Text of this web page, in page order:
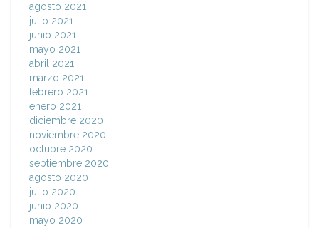
agosto 2021
julio 2021
junio 2021
mayo 2021
abril 2021
marzo 2021
febrero 2021
enero 2021
diciembre 2020
noviembre 2020
octubre 2020
septiembre 2020
agosto 2020
julio 2020
junio 2020
mayo 2020